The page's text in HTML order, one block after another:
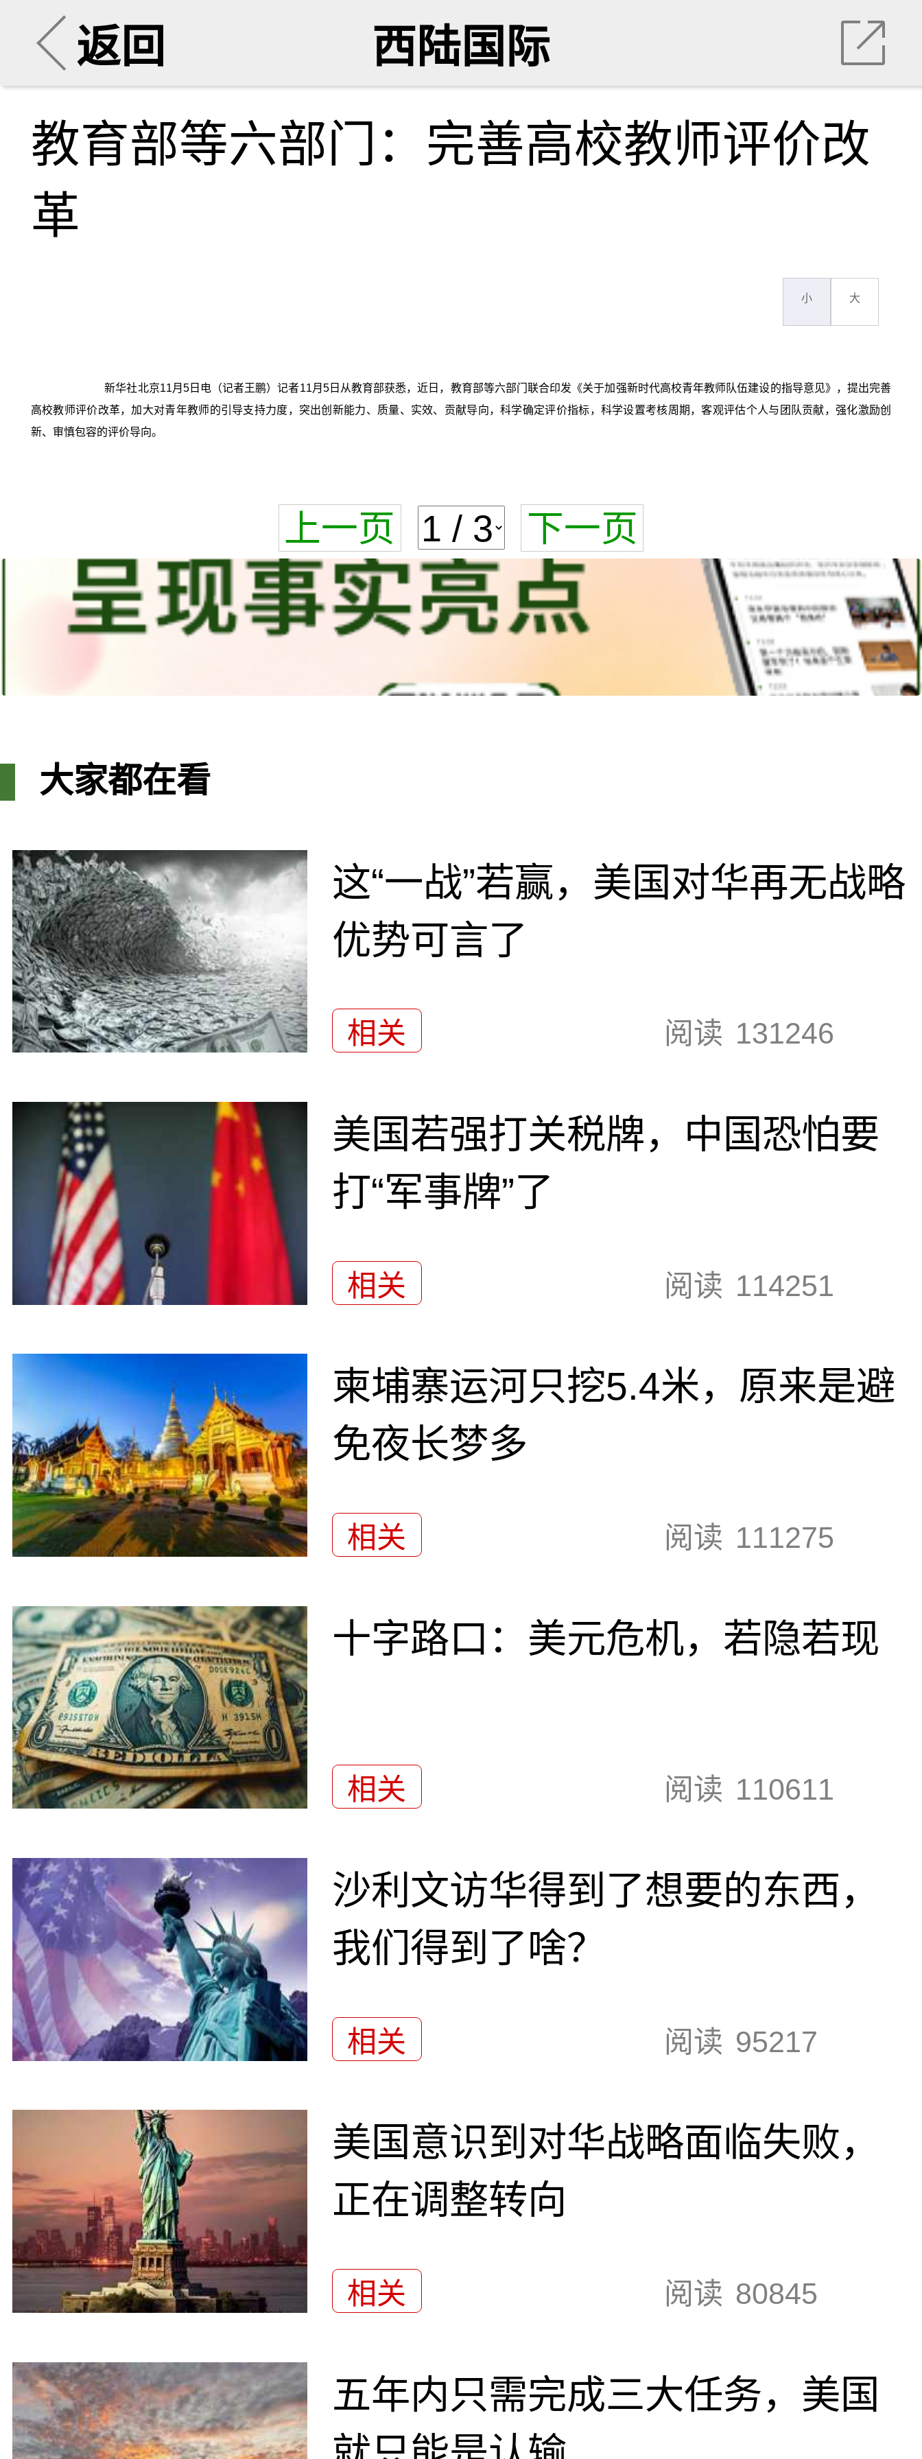
返回 西陆国际
教育部等六部门：完善高校教师评价改
革
小 大
新华社北京11月5日电（记者王鹏）记者11月5日从教育部获悉，近日，教育部等六部门联合印发《关于加强新时代高校青年教师队伍建设的指导意见》，提出完善
高校教师评价改革，加大对青年教师的引导支持力度，突出创新能力、质量、实效、贡献导向，科学确定评价指标，科学设置考核周期，客观评估个人与团队贡献，强化激励创
新、审慎包容的评价导向。
上一页 下一页
大家都在看
这“一战”若赢，美国对华再无战略
优势可言了
相关 阅读 131246
美国若强打关税牌，中国恐怕要
打“军事牌”了
相关 阅读 114251
柬埔寨运河只挖5.4米，原来是避
免夜长梦多
相关 阅读 111275
十字路口：美元危机，若隐若现
相关 阅读 110611
沙利文访华得到了想要的东西，
我们得到了啥？
相关 阅读 95217
美国意识到对华战略面临失败，
正在调整转向
相关 阅读 80845
五年内只需完成三大任务，美国